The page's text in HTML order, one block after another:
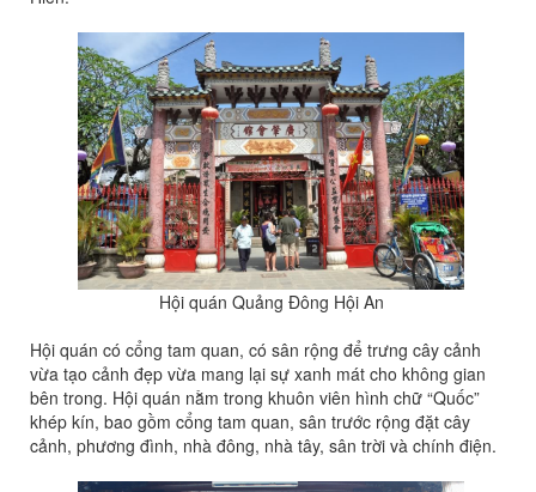
Hội quán Quảng Đông Hội An
Hội quán có cổng tam quan, có sân rộng để trưng cây cảnh
vừa tạo cảnh đẹp vừa mang lại sự xanh mát cho không gian
bên trong. Hội quán nằm trong khuôn viên hình chữ “Quốc”
khép kín, bao gồm cổng tam quan, sân trước rộng đặt cây
cảnh, phương đình, nhà đông, nhà tây, sân trời và chính điện.